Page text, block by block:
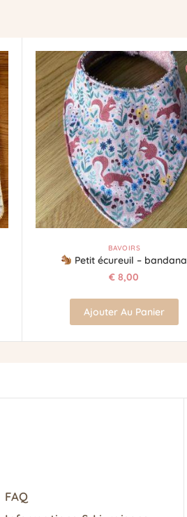
BAVOIRS
Petit écureuil – bandana
€ 8,00
Ajouter Au Panier
FAQ